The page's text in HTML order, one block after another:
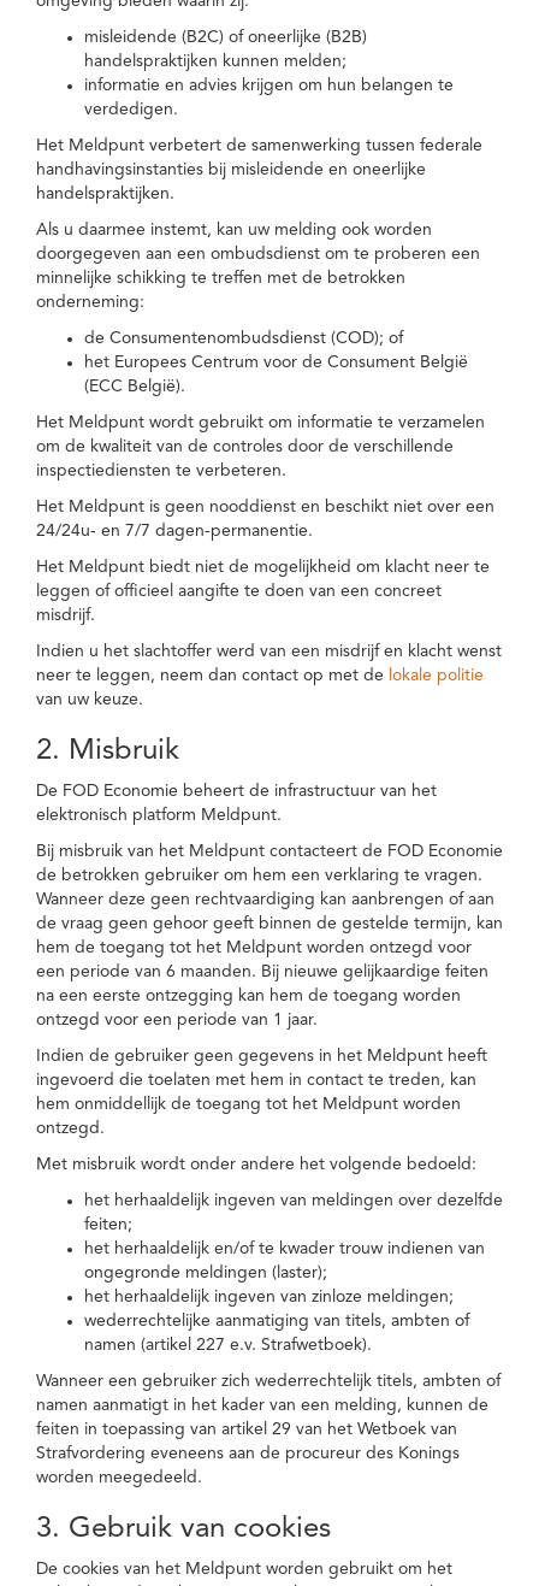
misleidende (B2C) of oneerlijke (B2B)
handelspraktijken kunnen melden;
informatie en advies krijgen om hun belangen te
verdedigen.
Het Meldpunt verbetert de samenwerking tussen federale
handhavingsinstanties bij misleidende en oneerlijke
handelspraktijken.
Als u daarmee instemt, kan uw melding ook worden
doorgegeven aan een ombudsdienst om te proberen een
minnelijke schikking te treffen met de betrokken
onderneming:
de Consumentenombudsdienst (COD); of
het Europees Centrum voor de Consument België
(ECC België).
Het Meldpunt wordt gebruikt om informatie te verzamelen
om de kwaliteit van de controles door de verschillende
inspectiediensten te verbeteren.
Het Meldpunt is geen nooddienst en beschikt niet over een
24/24u- en 7/7 dagen-permanentie.
Het Meldpunt biedt niet de mogelijkheid om klacht neer te
leggen of officieel aangifte te doen van een concreet
misdrijf.
Indien u het slachtoffer werd van een misdrijf en klacht wenst
neer te leggen, neem dan contact op met de lokale politie
van uw keuze.
2. Misbruik
De FOD Economie beheert de infrastructuur van het
elektronisch platform Meldpunt.
Bij misbruik van het Meldpunt contacteert de FOD Economie
de betrokken gebruiker om hem een verklaring te vragen.
Wanneer deze geen rechtvaardiging kan aanbrengen of aan
de vraag geen gehoor geeft binnen de gestelde termijn, kan
hem de toegang tot het Meldpunt worden ontzegd voor
een periode van 6 maanden. Bij nieuwe gelijkaardige feiten
na een eerste ontzegging kan hem de toegang worden
ontzegd voor een periode van 1 jaar.
Indien de gebruiker geen gegevens in het Meldpunt heeft
ingevoerd die toelaten met hem in contact te treden, kan
hem onmiddellijk de toegang tot het Meldpunt worden
ontzegd.
Met misbruik wordt onder andere het volgende bedoeld:
het herhaaldelijk ingeven van meldingen over dezelfde
feiten;
het herhaaldelijk en/of te kwader trouw indienen van
ongegronde meldingen (laster);
het herhaaldelijk ingeven van zinloze meldingen;
wederrechtelijke aanmatiging van titels, ambten of
namen (artikel 227 e.v. Strafwetboek).
Wanneer een gebruiker zich wederrechtelijk titels, ambten of
namen aanmatigt in het kader van een melding, kunnen de
feiten in toepassing van artikel 29 van het Wetboek van
Strafvordering eveneens aan de procureur des Konings
worden meegedeeld.
3. Gebruik van cookies
De cookies van het Meldpunt worden gebruikt om het